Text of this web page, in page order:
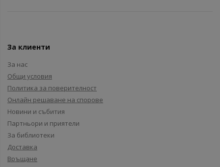
За клиенти
За нас
Общи условия
Политика за поверителност
Онлайн решаване на спорове
Новини и събития
Партньори и приятели
За библиотеки
Доставка
Връщане